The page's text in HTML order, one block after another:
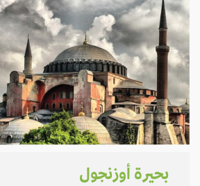
بحيرة أوزنجول